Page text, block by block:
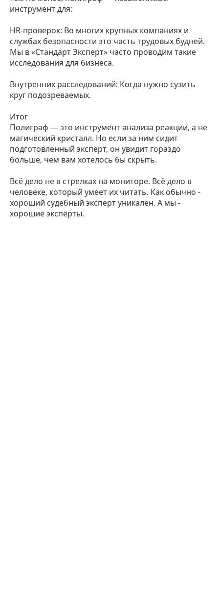
инструмент для:
HR-проверок: Во многих крупных компаниях и
службах безопасности это часть трудовых будней.
Мы в «Стандарт Эксперт» часто проводим такие
исследования для бизнеса.
Внутренних расследований: Когда нужно сузить
круг подозреваемых.
Итог
Полиграф — это инструмент анализа реакции, а не
магический кристалл. Но если за ним сидит
подготовленный эксперт, он увидит гораздо
больше, чем вам хотелось бы скрыть.
Всё дело не в стрелках на мониторе. Всё дело в
человеке, который умеет их читать. Как обычно -
хороший судебный эксперт уникален. А мы -
хорошие эксперты.